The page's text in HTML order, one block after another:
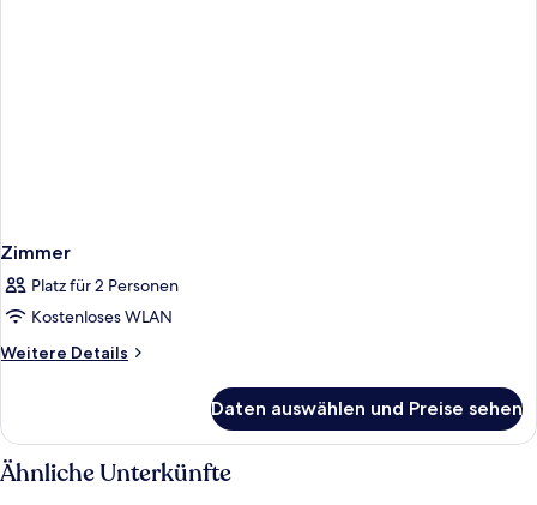
Zimmer
Platz für 2 Personen
Kostenloses WLAN
Weitere Details
Weitere
Daten auswählen und Preise sehen
Ähnliche Unterkünfte